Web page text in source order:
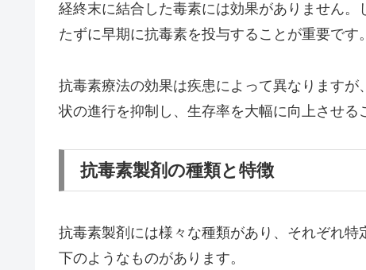
経終末に結合した毒素には効果がありません
たずに早期に抗毒素を投与することが重要です。
抗毒素療法の効果は疾患によって異なります
状の進行を抑制し、生存率を大幅に向上させる
抗毒素製剤の種類と特徴
抗毒素製剤には様々な種類があり、それぞれ
下のようなものがあります。